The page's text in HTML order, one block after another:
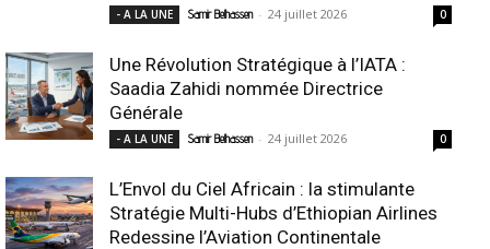
- A LA UNE Samir Belhassen - 24 juillet 2026 0
Une Révolution Stratégique à l’IATA :
Saadia Zahidi nommée Directrice
Générale
- A LA UNE Samir Belhassen - 24 juillet 2026 0
L’Envol du Ciel Africain : la stimulante
Stratégie Multi-Hubs d’Ethiopian Airlines
Redessine l’Aviation Continentale